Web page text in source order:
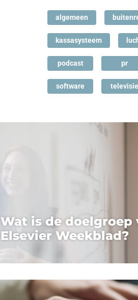
algemeen
kassasysteem
podcast pr
software televisie
Wat is de doelgroep
Elsevier Weekblad?